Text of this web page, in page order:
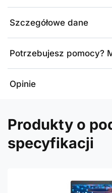
Szczegółowe dane
Potrzebujesz pomocy?
Opinie
Produkty o
specyfikacji